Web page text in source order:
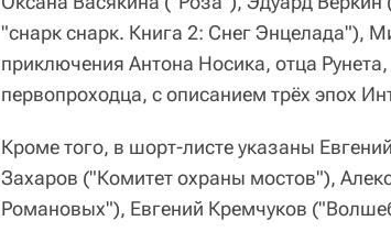
"cнарк снарк. Книга 2: Снег Энцелада"),
приключения Антона Носика, отца Рунета,
первопроходца, с описанием трёх эпох
Кроме того, в шорт-листе указаны
Захаров ("Комитет охраны мостов"),
Романовых"), Евгений Кремчуков